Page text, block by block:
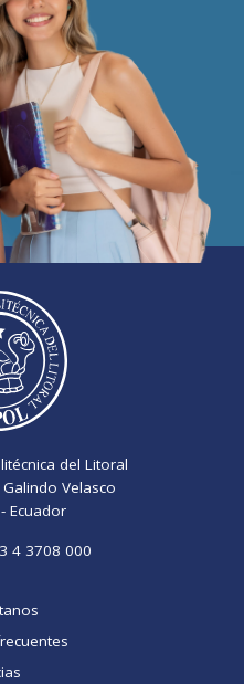
del Litoral
Velasco
Ecuador
4 3708 000